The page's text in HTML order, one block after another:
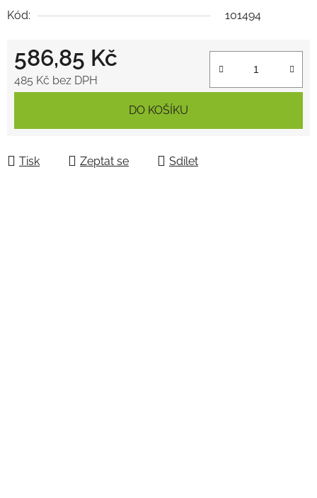
Kód:
101494
586,85 Kč
485 Kč bez DPH
DO KOŠÍKU
Tisk Zeptat se Sdílet